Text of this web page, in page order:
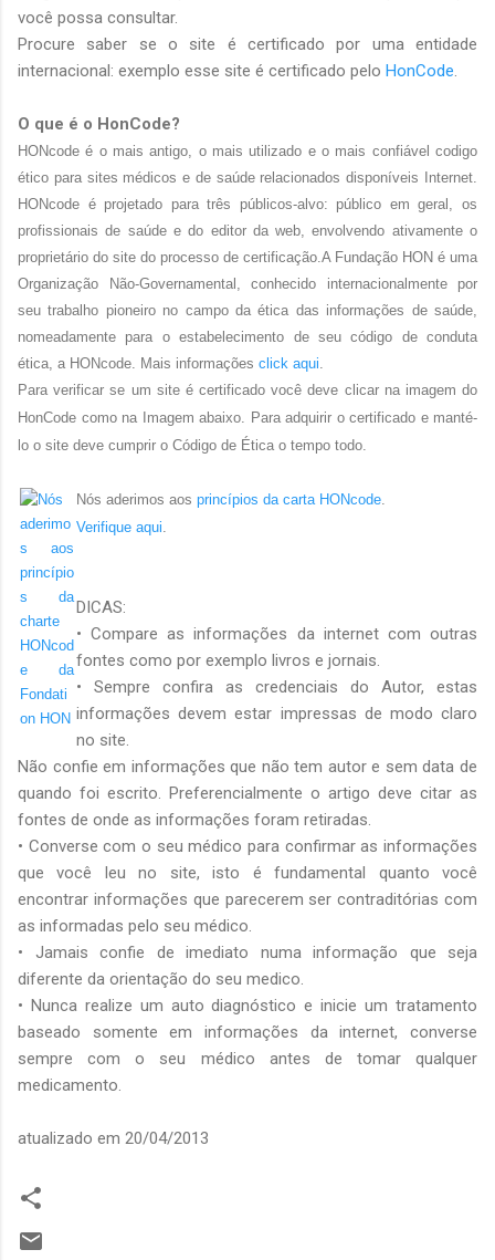
você possa consultar.
Procure saber se o site é certificado por uma entidade
internacional: exemplo esse site é certificado pelo HonCode
O que é o HonCode?
HONcode é o mais antigo, o mais utilizado e o mais confiável codigo
ético para sites médicos e de saúde relacionados disponíveis Internet.
HONcode é projetado para três públicos-alvo: público em geral, os
profissionais de saúde e do editor da web, envolvendo ativamente o
proprietário do site do processo de certificação. A Fundação HON é uma
Organização Não-Governamental, conhecido internacionalmente por
seu trabalho pioneiro no campo da ética das informações de saúde,
nomeadamente para o estabelecimento de seu código de conduta
ética, a HONcode. Mais informações click aqui
Para verificar se um site é certificado você deve clicar na imagem do
HonCode como na Imagem abaixo. Para adquirir o certificado e manté-
lo o site deve cumprir o Código de Ética o tempo todo.
Nós aderimos aos princípios da carta HONcode
Verifique aqui
DICAS:
• Compare as informações da internet com outras
fontes como por exemplo livros e jornais.
• Sempre confira as credenciais do Autor, estas
informações devem estar impressas de modo claro
no site.
Não confie em informações que não tem autor e sem data de
quando foi escrito. Preferencialmente o artigo deve citar as
fontes de onde as informações foram retiradas.
• Converse com o seu médico para confirmar as informações
que você leu no site, isto é fundamental quanto você
encontrar informações que parecerem ser contraditórias com
as informadas pelo seu médico.
• Jamais confie de imediato numa informação que seja
diferente da orientação do seu medico.
• Nunca realize um auto diagnóstico e inicie um tratamento
baseado somente em informações da internet, converse
sempre com o seu médico antes de tomar qualquer
medicamento.
atualizado em 20/04/2013